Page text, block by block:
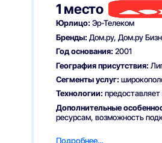
1 место
Юрлицо: Эр-Телеком
Бренды: Дом.ру, Дом.ру
Год основания: 2001
География присутствия:
Сегменты услуг:
Технологии:
Дополнительные
ресурсам, возможность
О провайдере
Подробнее...